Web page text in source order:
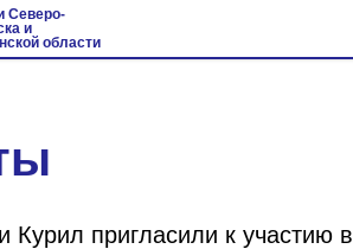
Северо-
и
области
Курил пригласили к участию в